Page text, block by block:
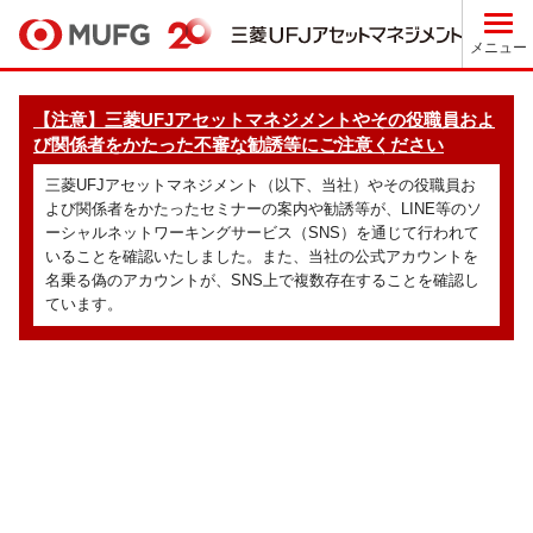
メニュー
【注意】三菱UFJアセットマネジメントやその役職員およ
び関係者をかたった不審な勧誘等にご注意ください
三菱UFJアセットマネジメント（以下、当社）やその役職員お
よび関係者をかたったセミナーの案内や勧誘等が、LINE等のソ
ーシャルネットワーキングサービス（SNS）を通じて行われて
いることを確認いたしました。また、当社の公式アカウントを
名乗る偽のアカウントが、SNS上で複数存在することを確認し
ています。